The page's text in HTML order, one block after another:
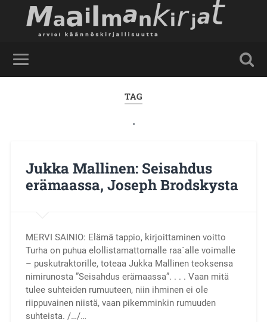
TAG
.
Jukka Mallinen: Seisahdus
erämaassa, Joseph Brodskysta
MERVI SAINIO: Elämä tappio, kirjoittaminen voitto
Turha on puhua elollistamattomalle raa´alle voimalle
– puskutraktorille, toteaa Jukka Mallinen teoksensa
nimirunosta ”Seisahdus erämaassa”. . . . Vaan mitä
tulee suhteiden rumuuteen, niin ihminen ei ole
riippuvainen niistä, vaan pikemminkin rumuuden
suhteista. /…/…